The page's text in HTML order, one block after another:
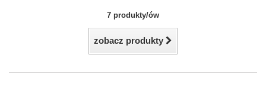
7 produkty/ów
zobacz produkty